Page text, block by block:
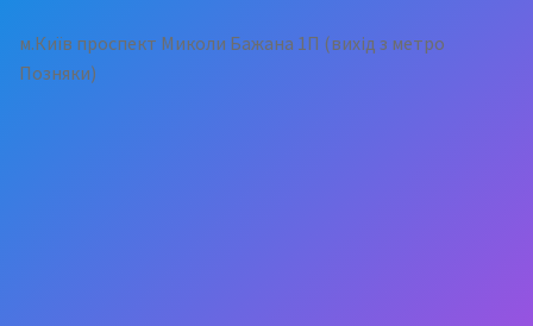
м.Київ проспект Миколи Бажана 1П (вихід з метро
Позняки)